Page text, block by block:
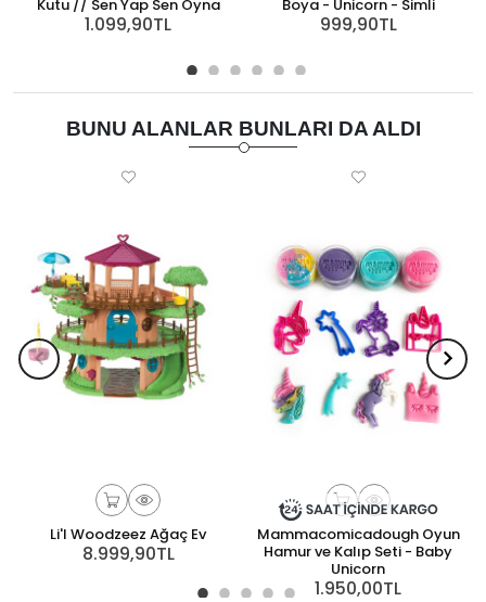
Kutu // Sen Yap Sen Oyna
1.099,90TL
Boya - Unicorn - Simli
999,90TL
BUNU ALANLAR BUNLARI DA ALDI
Li'l Woodzeez Ağaç Ev
8.999,90TL
Mammacomicadough Oyun
Hamur ve Kalıp Seti - Baby
Unicorn
1.950,00TL